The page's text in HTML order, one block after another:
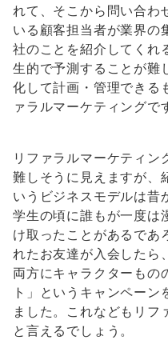
れて、そこから問い合わ
いる顧客担当者が業界の
社のことを紹介してくれ
生的で予測することが難
化して計画・管理できる
ァラルマーケティングで
リファラルマーケティン
難しそうに見えますが、
いうビジネスモデルは昔
学生の頃に誰もが一度は
け取ったことがあるであ
れたお友達が入会したら
両方にキャラクターもの
ト」というキャンペー
ました。これなどもリフ
と言えるでしょう。